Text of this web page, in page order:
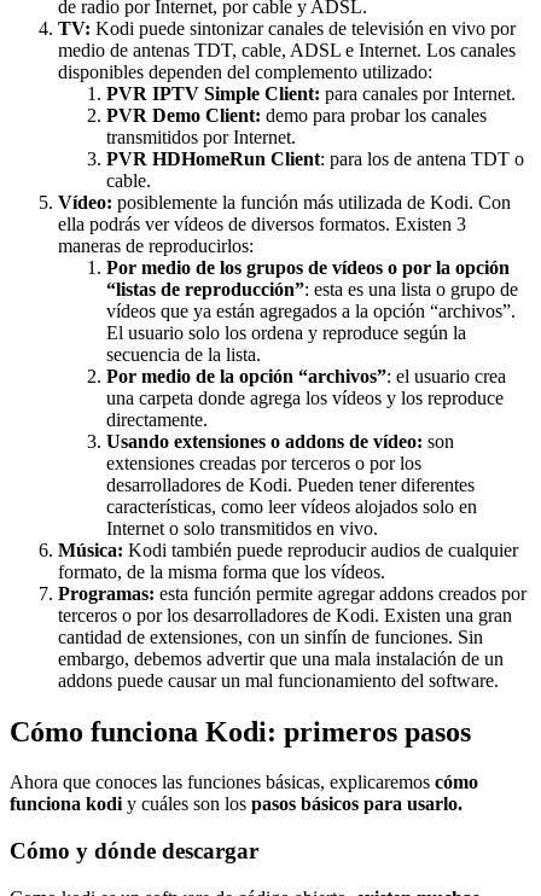
de radio por Internet, por cable y ADSL.
TV: Kodi puede sintonizar canales de televisión en vivo por
medio de antenas TDT, cable, ADSL e Internet. Los canales
disponibles dependen del complemento utilizado:
PVR IPTV Simple Client: para canales por Internet.
PVR Demo Client: demo para probar los canales
transmitidos por Internet.
PVR HDHomeRun Client: para los de antena TDT o
cable.
Vídeo: posiblemente la función más utilizada de Kodi. Con
ella podrás ver vídeos de diversos formatos. Existen 3
maneras de reproducirlos:
Por medio de los grupos de vídeos o por la opción
“listas de reproducción”: esta es una lista o grupo de
vídeos que ya están agregados a la opción “archivos”.
El usuario solo los ordena y reproduce según la
secuencia de la lista.
Por medio de la opción “archivos”: el usuario crea
una carpeta donde agrega los vídeos y los reproduce
directamente.
Usando extensiones o addons de vídeo: son
extensiones creadas por terceros o por los
desarrolladores de Kodi. Pueden tener diferentes
características, como leer vídeos alojados solo en
Internet o solo transmitidos en vivo.
Música: Kodi también puede reproducir audios de cualquier
formato, de la misma forma que los vídeos.
Programas: esta función permite agregar addons creados por
terceros o por los desarrolladores de Kodi. Existen una gran
cantidad de extensiones, con un sinfín de funciones. Sin
embargo, debemos advertir que una mala instalación de un
addons puede causar un mal funcionamiento del software.
Cómo funciona Kodi: primeros pasos
Ahora que conoces las funciones básicas, explicaremos cómo
funciona kodiy cuáles son los pasos básicos para usarlo.
Cómo y dónde descargar